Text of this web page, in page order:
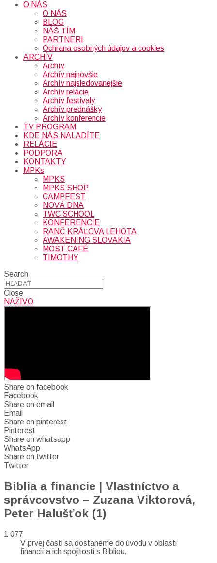
O NÁS
O NÁS
BLOG
NÁŠ TÍM
PARTNERI
Ochrana osobných údajov a cookies
ARCHÍV
Archív
Archív najnovšie
Archív najsledovanejšie
Archív relácie
Archív festivaly
Archív prednášky
Archív konferencie
TV PROGRAM
KDE NÁS NALADÍTE
RELÁCIE
PODPORA
KONTAKTY
MPKs
MPKS
MPKS SHOP
CAMPFEST
NOVÁ DNA
TWC SCHOOL
KONFERENCIE
RANČ KRÁĽOVA LEHOTA
AWAKENING SLOVAKIA
MOST CAFÉ
TIMOTHY
Search
Close
NAŽIVO
Share on facebook
Facebook
Share on email
Email
Share on pinterest
Pinterest
Share on whatsapp
WhatsApp
Share on twitter
Twitter
Biblia a financie | Vlastníctvo a
správcovstvo – Zuzana Viktorová,
Peter Halušťok (1)
1 077
V prvej časti sa dostaneme do úvodu v oblasti
financií a ich spojitosti s Bibliou.